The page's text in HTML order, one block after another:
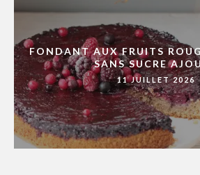
FONDANT AUX FRUITS
SANS SUCRE
11 JUILLET 2026